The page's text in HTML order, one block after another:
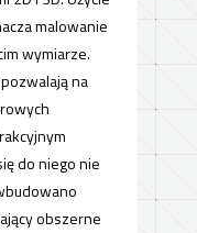
malowanie
wymiarze.
na
do niego nie
obszerne